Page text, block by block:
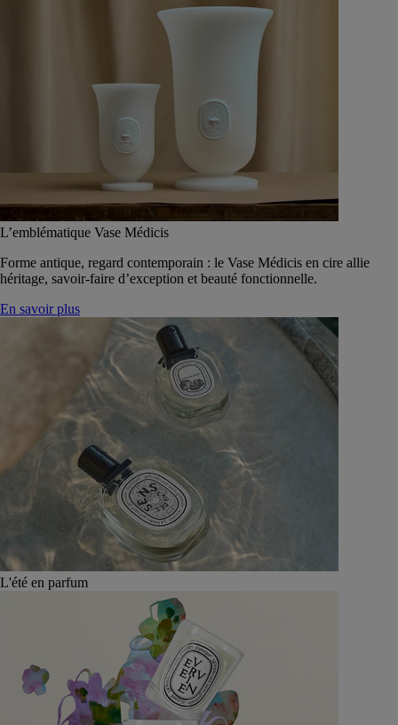
L’emblématique Vase Médicis
Forme antique, regard contemporain : le Vase Médicis en cire allie
héritage, savoir-faire d’exception et beauté fonctionnelle.
En savoir plus
L'été en parfum